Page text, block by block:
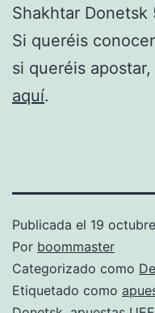
Shakhtar Donetsk
Si queréis
si queréis
aquí.
Publicada el 19
Por boommaster
Categorizado como
Etiquetado como